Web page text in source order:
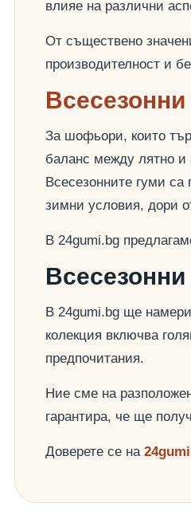
влияе на различни
От съществено
производителност и
Всесезонни
За шофьори, които
баланс между лятно и
Всесезонните гуми са
зимни условия, дори
В 24gumi.bg
В 24gumi.bg ще
колекция включва
предпочитания.
Ние сме на
гарантира, че ще
Доверете се на